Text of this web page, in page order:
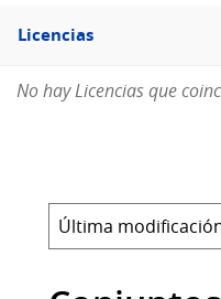
Filtro
Licencias
Licencias
No hay Licencias que